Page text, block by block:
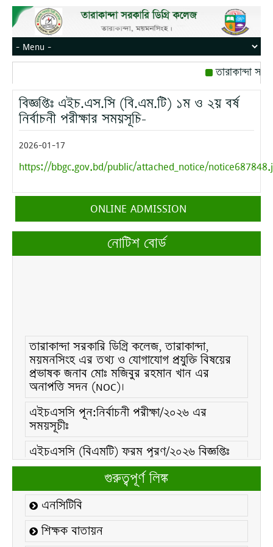
তারাকান্দা
রোজ বৃহস্পতিবার।
মোবাইল নম্বর:
বিজ্ঞপ্তিঃ এইচ.এস.সি (বি.এম.টি) ১ম ও ২য় বর্ষ
নির্বাচনী পরীক্ষার সময়সূচি-
2026-01-17
https://bbgc.gov.bd/public/attached_notice/
ONLINE ADMISSION
নোটিশ বোর্ড
তারাকান্দা সরকারি ডিগ্রি কলেজ, তারাকান্দা,
ময়মনসিংহ এর তথ্য ও যোগাযোগ প্রযুক্তি বিষয়ের
প্রভাষক জনাব মোঃ মজিবুর রহমান খান এর
অনাপত্তি সদন (NOC)।
এইচএসসি পূন:নির্বাচনী পরীক্ষা/২০২৬ এর
সময়সূচীঃ
এইচএসসি (বিএমটি) ফরম পূরণ/২০২৬ বিজ্ঞপ্তিঃ
এইচএসসি ফরম/২০২৬ পূরণ বিজ্ঞপ্তিঃ
২১ ফেব্রুয়ারি/২০২৬ ইং তারিখে “শহিদ দিবস ও
আন্তর্জাতিক মাতৃভাষা দিবস-২০২৬ উদযাপন
উপলক্ষ্যে নোটিশঃ
গুরুত্বপূর্ণ লিঙ্ক
এনসিটিবি
শিক্ষক বাতায়ন